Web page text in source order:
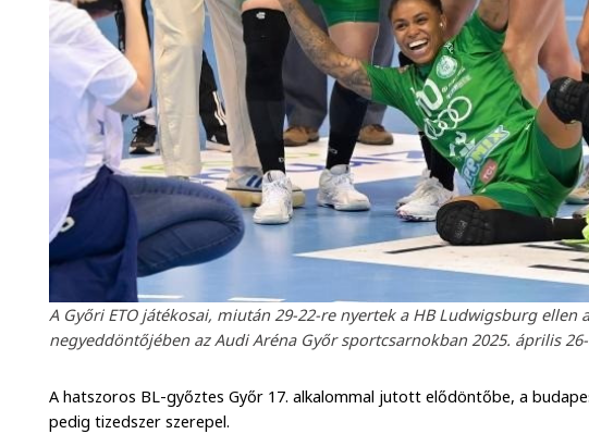
A Győri ETO játékosai, miután 29-22-re nyertek a HB Ludwigsburg ellen
negyeddöntőjében az Audi Aréna Győr sportcsarnokban 2025. április
A hatszoros BL-győztes Győr 17. alkalommal jutott elődöntőbe, a
pedig tizedszer szerepel.